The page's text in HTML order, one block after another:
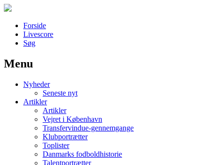
Forside
Livescore
Søg
Наши партнеры
лучшие займы
Menu
Nyheder
Seneste nyt
Artikler
Artikler
Vejret i København
Transfervindue-gennemgange
Klubportrætter
Toplister
Danmarks fodboldhistorie
Talentportrætter